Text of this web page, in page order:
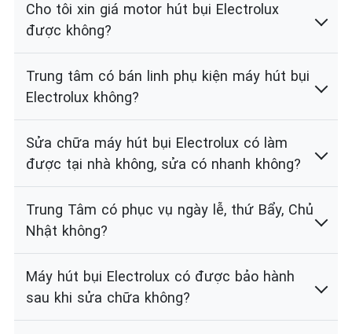
Cho tôi xin giá motor hút bụi Electrolux
được không?
Trung tâm có bán linh phụ kiện máy hút bụi
Electrolux không?
Sửa chữa máy hút bụi Electrolux có làm
được tại nhà không, sửa có nhanh không?
Trung Tâm có phục vụ ngày lễ, thứ Bẩy, Chủ
Nhật không?
Máy hút bụi Electrolux có được bảo hành
sau khi sửa chữa không?